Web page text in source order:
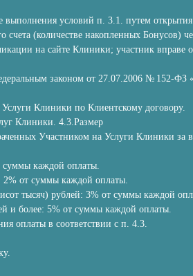
условий п. 3.1. путем
(количестве накопленных Бонусов)
на сайте Клиники; участник вправе
законом от 27.07.2006 № 152-
Клиники по Клиентскому договору.
Клиники. 4.3.Размер
Участником на Услуги Клиники
суммы каждой оплаты.
2% от суммы каждой оплаты.
тысяч) рублей: 3% от суммы каждой
и более: 5% от суммы каждой оплаты.
оплаты в соответствии с п. 4.3.